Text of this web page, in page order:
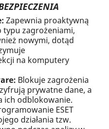
Zapewnia proaktywną
typu zagrożeniami,
nowymi, dotąd
na komputery
Blokuje zagrożenia
prywatne dane, a
ich odblokowanie.
ESET
działania tzw.